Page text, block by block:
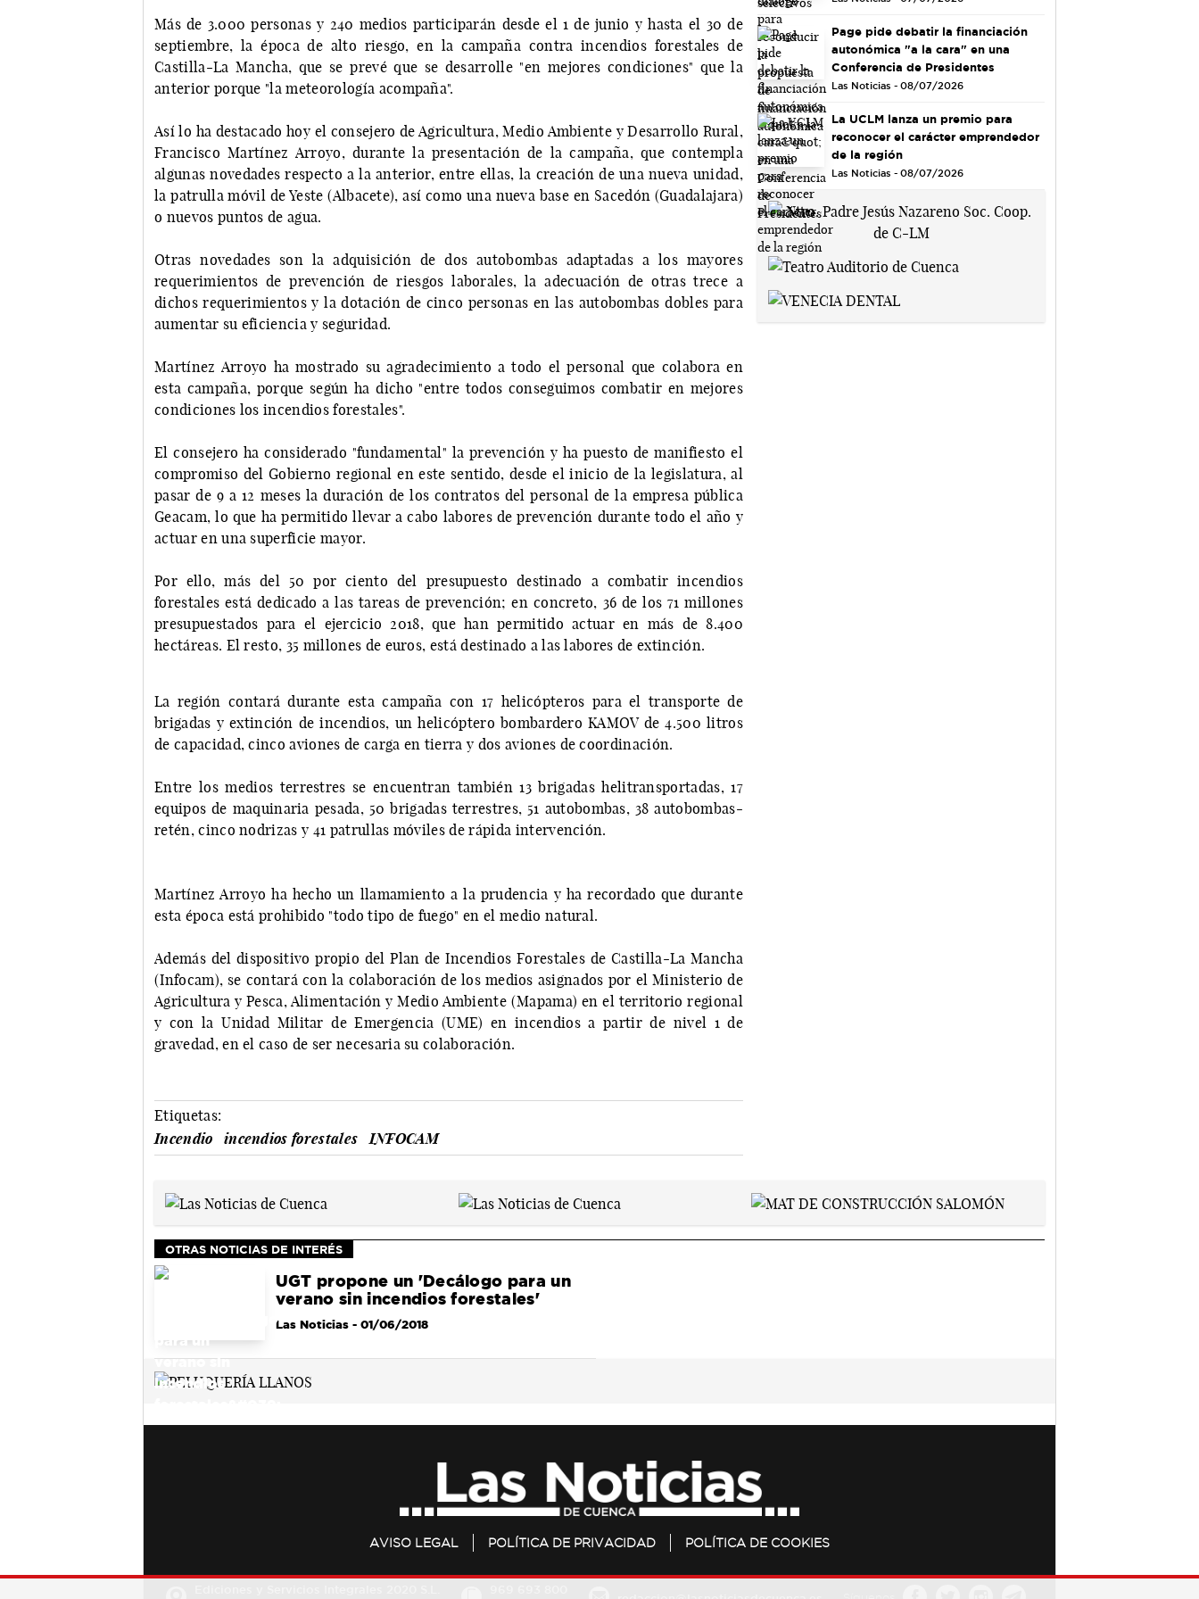
Más de 3.000 personas y 240 medios participarán desde el 1 de junio y hasta el 30 de
septiembre, la época de alto riesgo, en la campaña contra incendios forestales de
Castilla-La Mancha, que se prevé que se desarrolle "en mejores condiciones" que la
anterior porque "la meteorología acompaña".
Así lo ha destacado hoy el consejero de Agricultura, Medio Ambiente y Desarrollo Rural,
Francisco Martínez Arroyo, durante la presentación de la campaña, que contempla
algunas novedades respecto a la anterior, entre ellas, la creación de una nueva unidad,
la patrulla móvil de Yeste (Albacete), así como una nueva base en Sacedón (Guadalajara)
o nuevos puntos de agua.
Otras novedades son la adquisición de dos autobombas adaptadas a los mayores
requerimientos de prevención de riesgos laborales, la adecuación de otras trece a
dichos requerimientos y la dotación de cinco personas en las autobombas dobles para
aumentar su eficiencia y seguridad.
Martínez Arroyo ha mostrado su agradecimiento a todo el personal que colabora en
esta campaña, porque según ha dicho "entre todos conseguimos combatir en mejores
condiciones los incendios forestales".
El consejero ha considerado "fundamental" la prevención y ha puesto de manifiesto el
compromiso del Gobierno regional en este sentido, desde el inicio de la legislatura, al
pasar de 9 a 12 meses la duración de los contratos del personal de la empresa pública
Geacam, lo que ha permitido llevar a cabo labores de prevención durante todo el año y
actuar en una superficie mayor.
Por ello, más del 50 por ciento del presupuesto destinado a combatir incendios
forestales está dedicado a las tareas de prevención; en concreto, 36 de los 71 millones
presupuestados para el ejercicio 2018, que han permitido actuar en más de 8.400
hectáreas. El resto, 35 millones de euros, está destinado a las labores de extinción.
La región contará durante esta campaña con 17 helicópteros para el transporte de
brigadas y extinción de incendios, un helicóptero bombardero KAMOV de 4.500 litros
de capacidad, cinco aviones de carga en tierra y dos aviones de coordinación.
Entre los medios terrestres se encuentran también 13 brigadas helitransportadas, 17
equipos de maquinaria pesada, 50 brigadas terrestres, 51 autobombas, 38 autobombas-
retén, cinco nodrizas y 41 patrullas móviles de rápida intervención.
Martínez Arroyo ha hecho un llamamiento a la prudencia y ha recordado que durante
esta época está prohibido "todo tipo de fuego" en el medio natural.
Además del dispositivo propio del Plan de Incendios Forestales de Castilla-La Mancha
(Infocam), se contará con la colaboración de los medios asignados por el Ministerio de
Agricultura y Pesca, Alimentación y Medio Ambiente (Mapama) en el territorio regional
y con la Unidad Militar de Emergencia (UME) en incendios a partir de nivel 1 de
gravedad, en el caso de ser necesaria su colaboración.
Etiquetas:
Incendio
incendios forestales INFOCAM
Page pide debatir la financiación
autonómica "a la cara" en una
Conferencia de Presidentes
Las Noticias - 08/07/2026
La UCLM lanza un premio para
reconocer el carácter emprendedor
de la región
Las Noticias - 08/07/2026
OTRAS NOTICIAS DE INTERÉS
UGT propone un 'Decálogo para un
verano sin incendios forestales'
Las Noticias- 01/06/2018
AVISO LEGAL POLÍTICA DE PRIVACIDAD POLÍTICA DE COOKIES